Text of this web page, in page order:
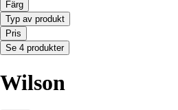
Färg
Typ av produkt
Pris
Se 4 produkter
Wilson